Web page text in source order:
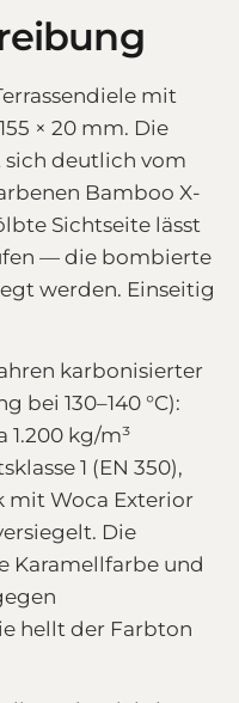
mit
× 20 mm. Die
deutlich vom
Bamboo X-
Sichtseite lässt
— die bombierte
werden. Einseitig
karbonisierter
bei 130–140 °C):
1.200 kg/m³
1 (EN 350),
mit Woca Exterior
Die
Karamellfarbe und
hellt der Farbton